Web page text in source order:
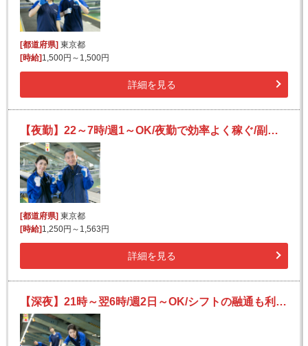
[都道府県] 東京都
[時給] 1,500円～1,500円
詳細を見る
【夜勤】22～7時/週1～OK/夜勤で効率よく稼ぐ/副業歓迎/カンタン荷物仕分け
[都道府県] 東京都
[時給] 1,250円～1,563円
詳細を見る
【深夜】21時～翌6時/週2日～OK/シフトの融通も利きます/大手物流倉庫で簡単荷物仕分け